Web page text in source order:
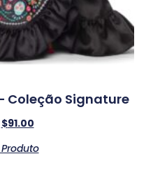
Coleção Signature
$91.00